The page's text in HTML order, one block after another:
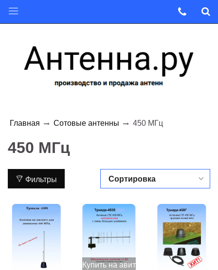
Главная Сотовые антенны 450 МГц
450 МГц
Фильтры
Купить на авито